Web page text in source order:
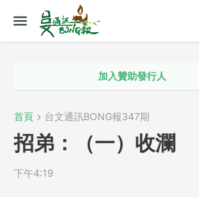
加入贊助發行人
首頁 台文通訊BONG報347期
招弟：（一）收瀾
下午4:19